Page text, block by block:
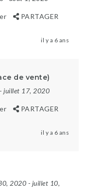
PARTAGER
il y a 6 ans
de vente)
- juillet 17, 2020
PARTAGER
il y a 6 ans
2020 - juillet 10,